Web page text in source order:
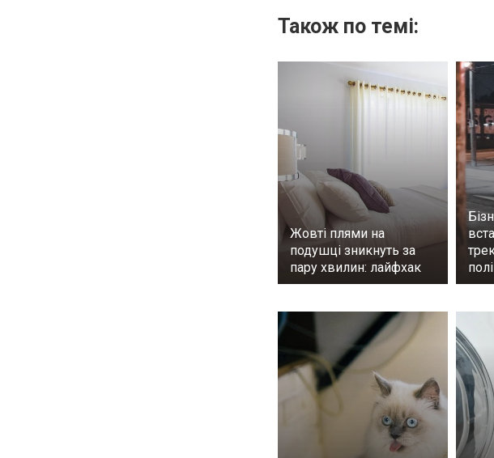
Також по темі:
Жовті плями на
подушці зникнуть за
пару хвилин: лайфхак